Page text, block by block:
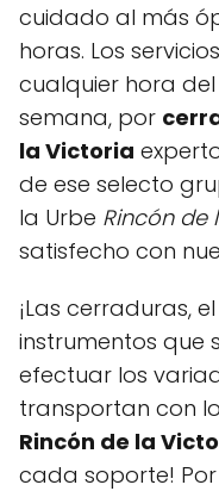
cuidado al más
horas. Los
cualquier hora
semana, por
la Victoria
de ese selecto
la Urbe Rincón de
satisfecho con
¡Las cerraduras,
instrumentos que
efectuar los
transportan con
Rincón de la
cada soporte!